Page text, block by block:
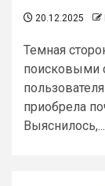
20.12.2025
Темная
поисковыми
приобрела
Выяснилось,...